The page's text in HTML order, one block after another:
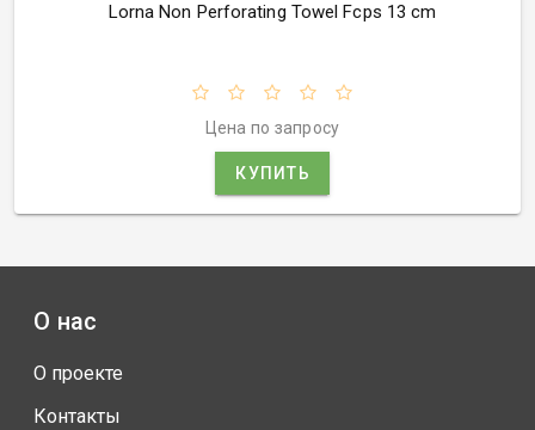
Lorna Non Perforating Towel Fcps 13 cm
Цена по запросу
КУПИТЬ
О нас
О проекте
Контакты